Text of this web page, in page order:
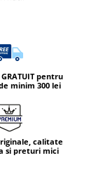
pentru
minim 300 lei
calitate
si preturi mici